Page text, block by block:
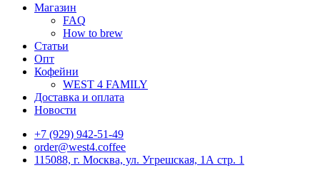
Магазин
FAQ
How to brew
Статьи
Опт
Кофейни
WEST 4 FAMILY
Доставка и оплата
Новости
+7 (929) 942-51-49
order@west4.coffee
115088, г. Москва, ул. Угрешская, 1А стр. 1